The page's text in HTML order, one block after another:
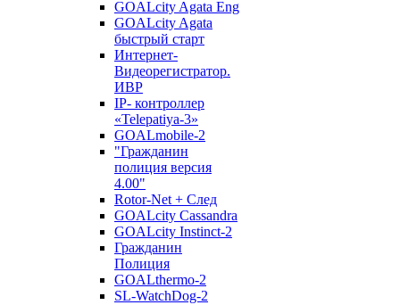
GOALcity Agata Eng
GOALcity Agata
быстрый старт
Интернет-
Видеорегистратор.
ИВР
IP- контроллер
«Telepatiya-3»
GOALmobile-2
"Гражданин
полиция версия
4.00"
Rotor-Net + След
GOALcity Cassandra
GOALcity Instinct-2
Гражданин
Полиция
GOALthermo-2
SL-WatchDog-2